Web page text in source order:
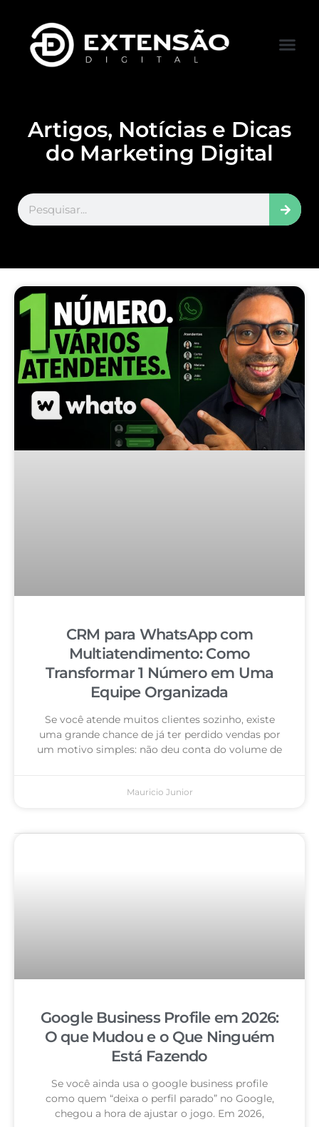
Artigos, Notícias e Dicas
do Marketing Digital
CRM para WhatsApp com
Multiatendimento: Como
Transformar 1 Número em Uma
Equipe Organizada
Se você atende muitos clientes sozinho, existe
uma grande chance de já ter perdido vendas por
um motivo simples: não deu conta do volume de
Mauricio Junior
Google Business Profile em 2026:
O que Mudou e o Que Ninguém
Está Fazendo
Se você ainda usa o google business profile
como quem “deixa o perfil parado” no Google,
chegou a hora de ajustar o jogo. Em 2026,